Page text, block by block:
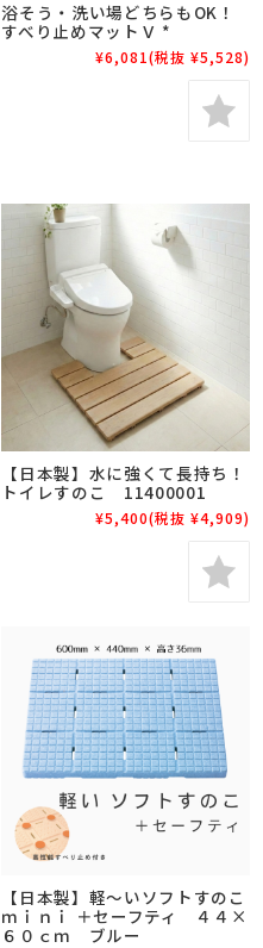
浴そう・洗い場どちらもOK！
すべり止めマットＶ *
¥6,081(税抜 ¥5,528)
【日本製】水に強くて長持ち！
トイレすのこ 11400001
¥5,400(税抜 ¥4,909)
【日本製】軽～いソフトすのこ
ｍｉｎｉ ＋セーフティ ４４×
６０ｃｍ ブルー